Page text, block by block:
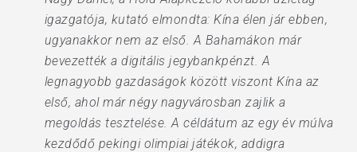
igazgatója, kutató elmondta: Kína élen jár ebben,
ugyanakkor nem az első. A Bahamákon már
bevezették a digitális jegybankpénzt. A
legnagyobb gazdaságok között viszont Kína az
első, ahol már négy nagyvárosban zajlik a
megoldás tesztelése. A céldátum az egy év múlva
kezdődő pekingi olimpiai játékok, addigra